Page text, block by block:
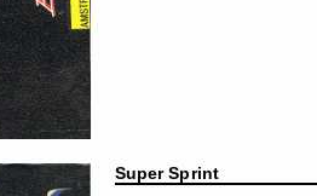
Super Sprint